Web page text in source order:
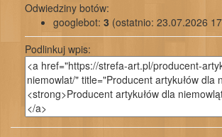
Odwiedziny botów:
googlebot: 3 (ostatnio: 23.07.2026
Podlinkuj wpis: